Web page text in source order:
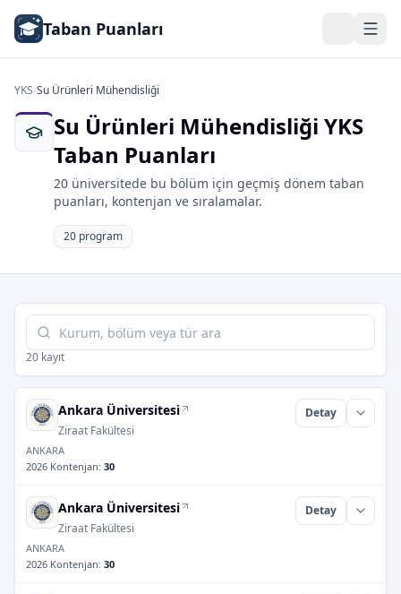
Taban Puanları
YKS/Su Ürünleri Mühendisliği
Su Ürünleri Mühendisliği YKS
Taban Puanları
20 üniversitede bu bölüm için geçmiş dönem taban
puanları, kontenjan ve sıralamalar.
20 program
Tabloda ara
20 kayıt
Ankara Üniversitesi
Ziraat Fakültesi
Detay
ANKARA
2026 Kontenjan: 30
Ankara Üniversitesi
Ziraat Fakültesi
Detay
ANKARA
2026 Kontenjan: 30